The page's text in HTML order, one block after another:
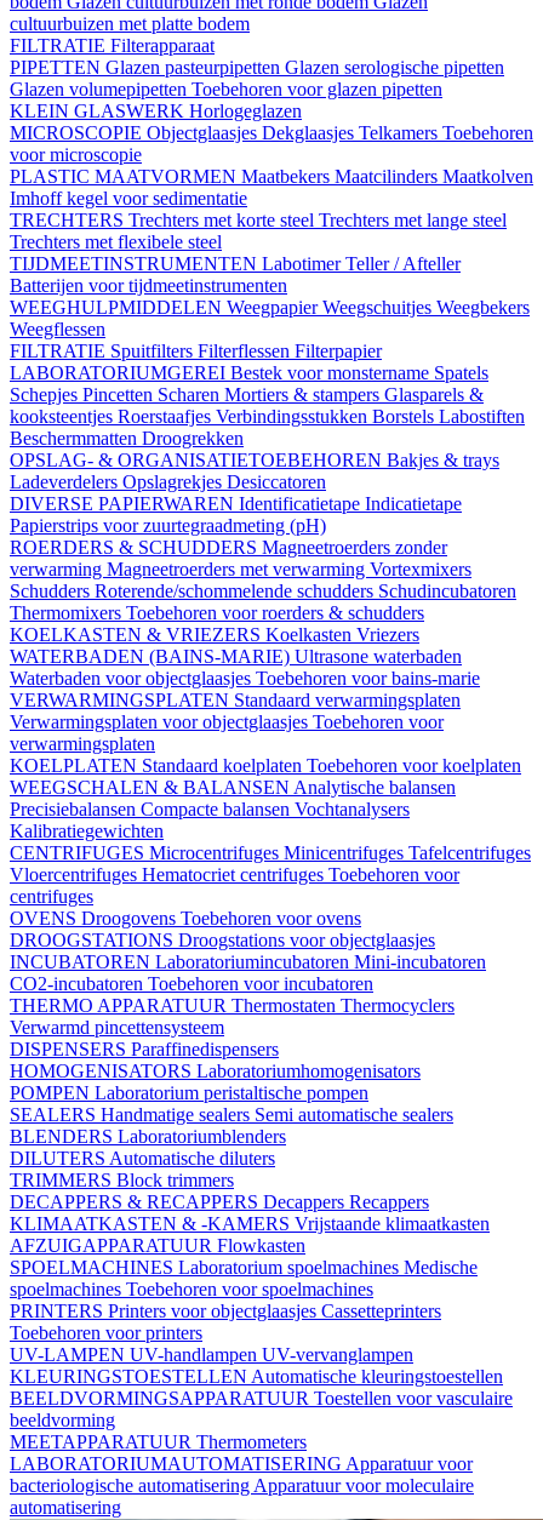
cultuurbuizen met platte bodem
FILTRATIE Filterapparaat
PIPETTEN Glazen pasteurpipetten Glazen serologische pipetten
Glazen volumepipetten Toebehoren voor glazen pipetten
KLEIN GLASWERK Horlogeglazen
MICROSCOPIE Objectglaasjes Dekglaasjes Telkamers Toebehoren
voor microscopie
PLASTIC MAATVORMEN Maatbekers Maatcilinders Maatkolven
Imhoff kegel voor sedimentatie
TRECHTERS Trechters met korte steel Trechters met lange steel
Trechters met flexibele steel
TIJDMEETINSTRUMENTEN LabotimerTeller / Afteller
Batterijen voor tijdmeetinstrumenten
WEEGHULPMIDDELEN WeegpapierWeegschuitjes Weegbekers
Weegflessen
FILTRATIE Spuitfilters Filterflessen Filterpapier
LABORATORIUMGEREI Bestek voor monstername Spatels
Schepjes Pincetten Scharen Mortiers & stampers Glasparels &
kooksteentjes Roerstaafjes Verbindingsstukken Borstels Labostiften
Beschermmatten Droogrekken
OPSLAG- & ORGANISATIETOEBEHOREN Bakjes & trays
Ladeverdelers Opslagrekjes Desiccatoren
DIVERSE PAPIERWAREN Identificatietape Indicatietape
Papierstrips voor zuurtegraadmeting (pH)
ROERDERS & SCHUDDERS Magneetroerders zonder
verwarming Magneetroerders met verwarming Vortexmixers
Schudders Roterende/schommelende schudders Schudincubatoren
Thermomixers Toebehoren voor roerders & schudders
KOELKASTEN & VRIEZERS Koelkasten Vriezers
WATERBADEN (BAINS-MARIE) Ultrasone waterbaden
Waterbaden voor objectglaasjes Toebehoren voor bains-marie
VERWARMINGSPLATEN Standaard verwarmingsplaten
Verwarmingsplaten voor objectglaasjes Toebehoren voor
verwarmingsplaten
KOELPLATEN Standaard koelplaten Toebehoren voor koelplaten
WEEGSCHALEN & BALANSEN Analytische balansen
Precisiebalansen Compacte balansen Vochtanalysers
Kalibratiegewichten
CENTRIFUGES Microcentrifuges Minicentrifuges Tafelcentrifuges
Vloercentrifuges Hematocriet centrifuges Toebehoren voor
centrifuges
OVENS Droogovens Toebehoren voor ovens
DROOGSTATIONS Droogstations voor objectglaasjes
INCUBATOREN Laboratoriumincubatoren Mini-incubatoren
CO2-incubatoren Toebehoren voor incubatoren
THERMO APPARATUUR Thermostaten Thermocyclers
Verwarmd pincettensysteem
DISPENSERS Paraffinedispensers
HOMOGENISATORS Laboratoriumhomogenisators
POMPEN Laboratorium peristaltische pompen
SEALERS Handmatige sealers Semi automatische sealers
BLENDERS Laboratoriumblenders
DILUTERS Automatische diluters
TRIMMERS Block trimmers
DECAPPERS & RECAPPERS Decappers Recappers
KLIMAATKASTEN & -KAMERS Vrijstaande klimaatkasten
AFZUIGAPPARATUUR Flowkasten
SPOELMACHINES Laboratorium spoelmachines Medische
spoelmachines Toebehoren voor spoelmachines
PRINTERS Printers voor objectglaasjes Cassetteprinters
Toebehoren voor printers
UV-LAMPEN UV-handlampen UV-vervanglampen
KLEURINGSTOESTELLEN Automatische kleuringstoestellen
BEELDVORMINGSAPPARATUUR Toestellen voor vasculaire
beeldvorming
MEETAPPARATUUR Thermometers
LABORATORIUMAUTOMATISERING Apparatuur voor
bacteriologische automatisering Apparatuur voor moleculaire
automatisering